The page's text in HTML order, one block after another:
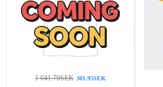
1 041.70SEK 301.95SEK